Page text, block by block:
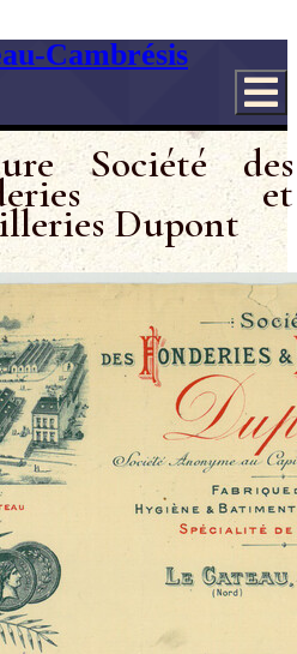
Cambrésis
Société des
et
Dupont